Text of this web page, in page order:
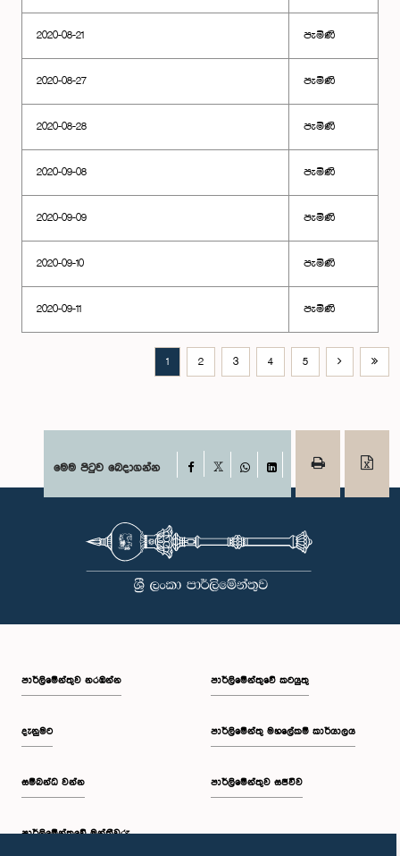
2020-08-21 පැමිණි
2020-08-27 පැමිණි
2020-08-28 පැමිණි
2020-09-08 පැමිණි
2020-09-09 පැමිණි
2020-09-10 පැමිණි
2020-09-11 පැමිණි
1 2 3 4 5
මෙම පිටුව බෙදාගන්න Facebook
WhatsAppLinkedIn
පාර්ලි‌මේන්තුව නරඹන්න
දැනුමට
සම්බන්ධ වන්න
පාර්ලි‌මේන්තුවේ මන්ත්‍රීවරු
පාර්ලිමේන්තුවේ කටයුතු
පාර්ලිමේන්තු මහලේකම් කාර්යාලය
පාර්ලිමේන්තුව සජීවීව